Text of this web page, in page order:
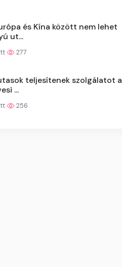
és Kína között nem lehet
ut...
277
teljesítenek szolgálatot a
...
256